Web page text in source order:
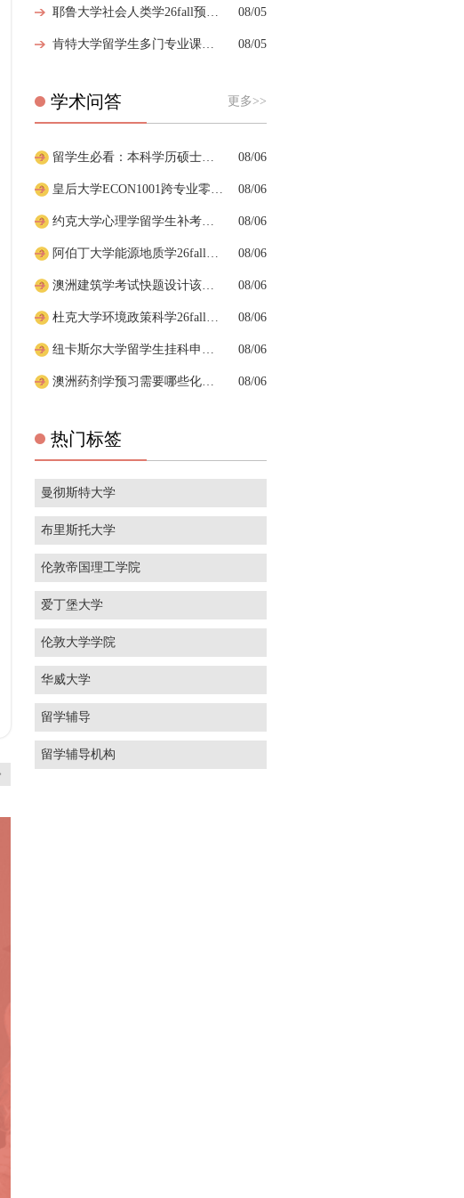
08/05
08/05
学术问答 更多>>
08/06
08/06
08/06
08/06
08/06
08/06
08/06
08/06
热门标签
曼彻斯特大学
布里斯托大学
伦敦帝国理工学院
爱丁堡大学
伦敦大学学院
华威大学
留学辅导
留学辅导机构